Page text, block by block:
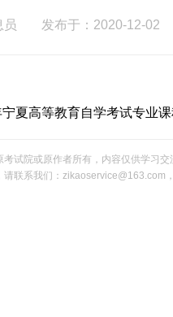
员 发布于：2020-12-02
夏高等教育自学考试专业
考试院或原作者所有，内容仅供学习
请联系我们：zikaoservice@163.com